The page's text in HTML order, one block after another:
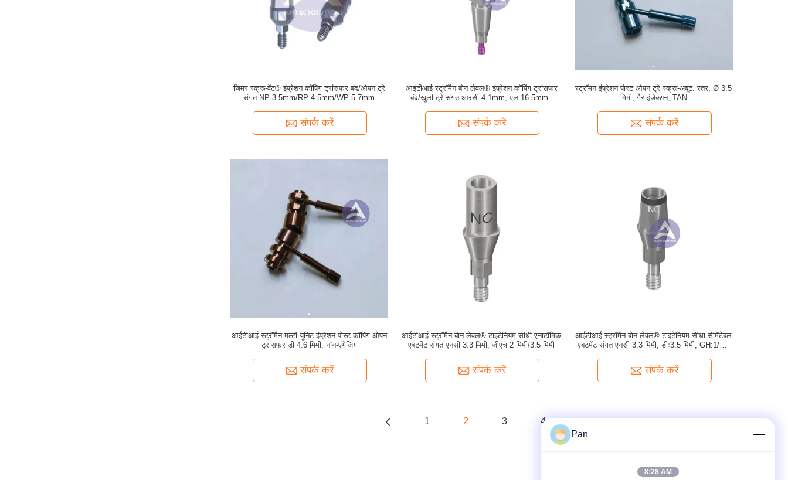
जिमर स्क्रू-वेंट® इंप्रेशन कॉपिंग ट्रांसफर बंद/ओपन ट्रे
संगत NP 3.5mm/RP 4.5mm/WP 5.7mm
संपर्क करें
आईटीआई स्ट्रॉमैन बोन लेवल® इंप्रेशन कॉपिंग ट्रांसफर
बंद/खुली ट्रे संगत आरसी 4.1mm, एल 16.5mm /
संपर्क करें
स्ट्रॉमन इंप्रेशन पोस्ट ओपन ट्रे स्क्रू-अबूट. स्तर, Ø 3.5
मिमी, गैर-इंजेक्शन, TAN
संपर्क करें
आईटीआई स्ट्रॉमैन मल्टी यूनिट इंप्रेशन पोस्ट कॉपिंग ओपन
ट्रांसफर डी 4.6 मिमी, नॉन-एंगेजिंग
संपर्क करें
आईटीआई स्ट्रॉमैन बोन लेवल® टाइटेनियम सीधी एनाटॉमिक
एबटमेंट संगत एनसी 3.3 मिमी, जीएच 2 मिमी/3.5 मिमी
संपर्क करें
आईटीआई स्ट्रॉमैन बोन लेवल® टाइटेनियम सीधा सीमेंटेबल
एबटमेंट संगत एनसी 3.3 मिमी, डीः3.5 मिमी, GH:1/2/3
संपर्क करें
1 2 3
4
Pan
8:28 AM